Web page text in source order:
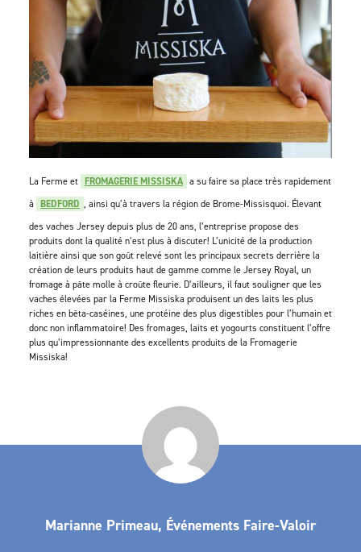
La Ferme et FROMAGERIE MISSISKA a su faire sa place très rapidement
à BEDFORD , ainsi qu’à travers la région de Brome-Missisquoi. Élevant
des vaches Jersey depuis plus de 20 ans, l’entreprise propose des
produits dont la qualité n’est plus à discuter! L’unicité de la production
laitière ainsi que son goût relevé sont les principaux secrets derrière la
création de leurs produits haut de gamme comme le Jersey Royal, un
fromage à pâte molle à croûte fleurie. D’ailleurs, il faut souligner que les
vaches élevées par la Ferme Missiska produisent un des laits les plus
riches en bêta-caséines, une protéine des plus digestibles pour l’humain et
donc non inflammatoire! Des fromages, laits et yogourts constituent l’offre
plus qu’impressionnante des excellents produits de la Fromagerie
Missiska!
Marianne Primeau, Événements Faire-Valoir